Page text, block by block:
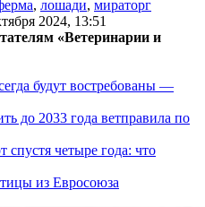
, лошади, мираторг
2024, 13:51
«Ветеринарии и
будут востребованы —
до 2033 года ветправила по
четыре года: что
из Евросоюза